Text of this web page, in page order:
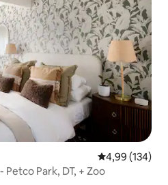
Просечна
4,99 (134)
Park, DT, + Zoo